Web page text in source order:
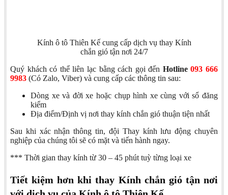
Kính ô tô Thiên Kế cung cấp dịch vụ thay Kính
chắn gió tận nơi 24/7
Quý khách có thể liên lạc bằng cách gọi đến Hotline093 666
9983 (Có Zalo, Viber) và cung cấp các thông tin sau:
Dòng xe và đời xe hoặc chụp hình xe cùng với sổ đăng
kiểm
Địa điểm/Định vị nơi thay kính chắn gió thuận tiện nhất
Sau khi xác nhận thông tin, đội Thay kính lưu động chuyên
nghiệp của chúng tôi sẽ có mặt và tiến hành ngay.
*** Thời gian thay kính từ 30 – 45 phút tuỳ từng loại xe
Tiết kiệm hơn khi thay Kính chắn gió tận nơi